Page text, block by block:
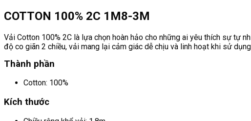
COTTON 100% 2C 1M8-3M
Vải Cotton 100% 2C là lựa chọn hoàn hảo cho những ai yêu thích sự tự
độ co giãn 2 chiều, vải mang lại cảm giác dễ chịu và linh hoạt khi sử
Thành phần
Cotton: 100%
Kích thước